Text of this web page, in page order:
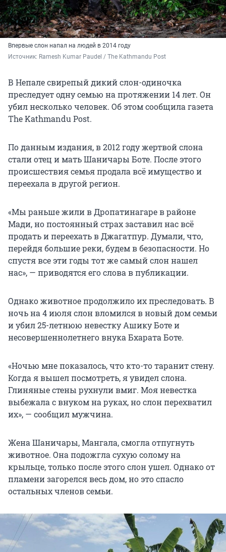
Впервые слон напал на людей в 2014 году
Источник: Ramesh Kumar Paudel / The Kathmandu Post
В Непале свирепый дикий слон-одиночка
преследует одну семью на протяжении 14 лет. Он
убил несколько человек. Об этом сообщила газета
The Kathmandu Post.
По данным издания, в 2012 году жертвой слона
стали отец и мать Шаничары Боте. После этого
происшествия семья продала всё имущество и
переехала в другой регион.
«Мы раньше жили в Дропатинaгaре в районе
Мади, но постоянный страх заставил нас всё
продать и переехать в Джагатпур. Думали, что,
перейдя большие реки, будем в безопасности. Но
спустя все эти годы тот же самый слон нашел
нас», — приводятся его слова в публикации.
Однако животное продолжило их преследовать. В
ночь на 4 июля слон вломился в новый дом семьи
и убил 25-летнюю невестку Ашику Боте и
несовершеннолетнего внука Бхарата Боте.
«Ночью мне показалось, что кто-то таранит стену.
Когда я вышел посмотреть, я увидел слона.
Глиняные стены рухнули вмиг. Моя невестка
выбежала с внуком на руках, но слон перехватил
их», — сообщил мужчина.
Жена Шаничары, Мангала, смогла отпугнуть
животное. Она подожгла сухую солому на
крыльце, только после этого слон ушел. Однако от
пламени загорелся весь дом, но это спасло
остальных членов семьи.